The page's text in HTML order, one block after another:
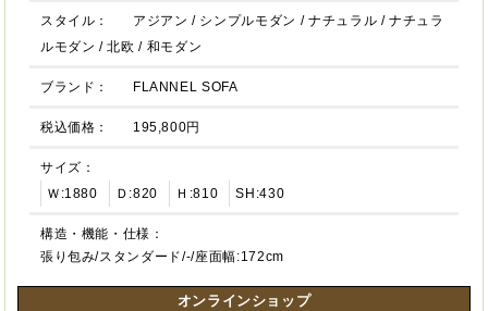
スタイル： アジアン / シンプルモダン / ナチュラル /ナチュラ
ルモダン /北欧 / 和モダン
ブランド： FLANNEL SOFA
税込価格： 195,800円
サイズ：
Ｗ:1880
Ｄ:820 Ｈ:810 SH:430
構造・機能・仕様：
張り包み/スタンダード/-/座面幅:172cm
オンラインショップ